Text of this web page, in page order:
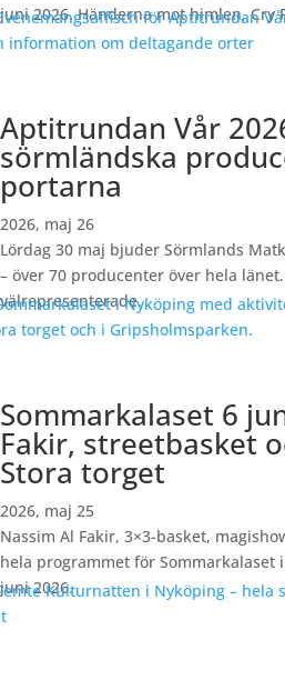
juni 2026. Händerna mot himlen, Cry
Aptitrundan Vår
sörmländska
portarna
2026, maj 26
Lördag 30 maj bjuder Sörmlands
– över 70 producenter över hela
välrepresenterade.
Sommarkalaset 6
Fakir, streetbasket
Stora torget
2026, maj 25
Nassim Al Fakir, 3×3-basket,
hela programmet för Sommarkalaset
juni 2026.